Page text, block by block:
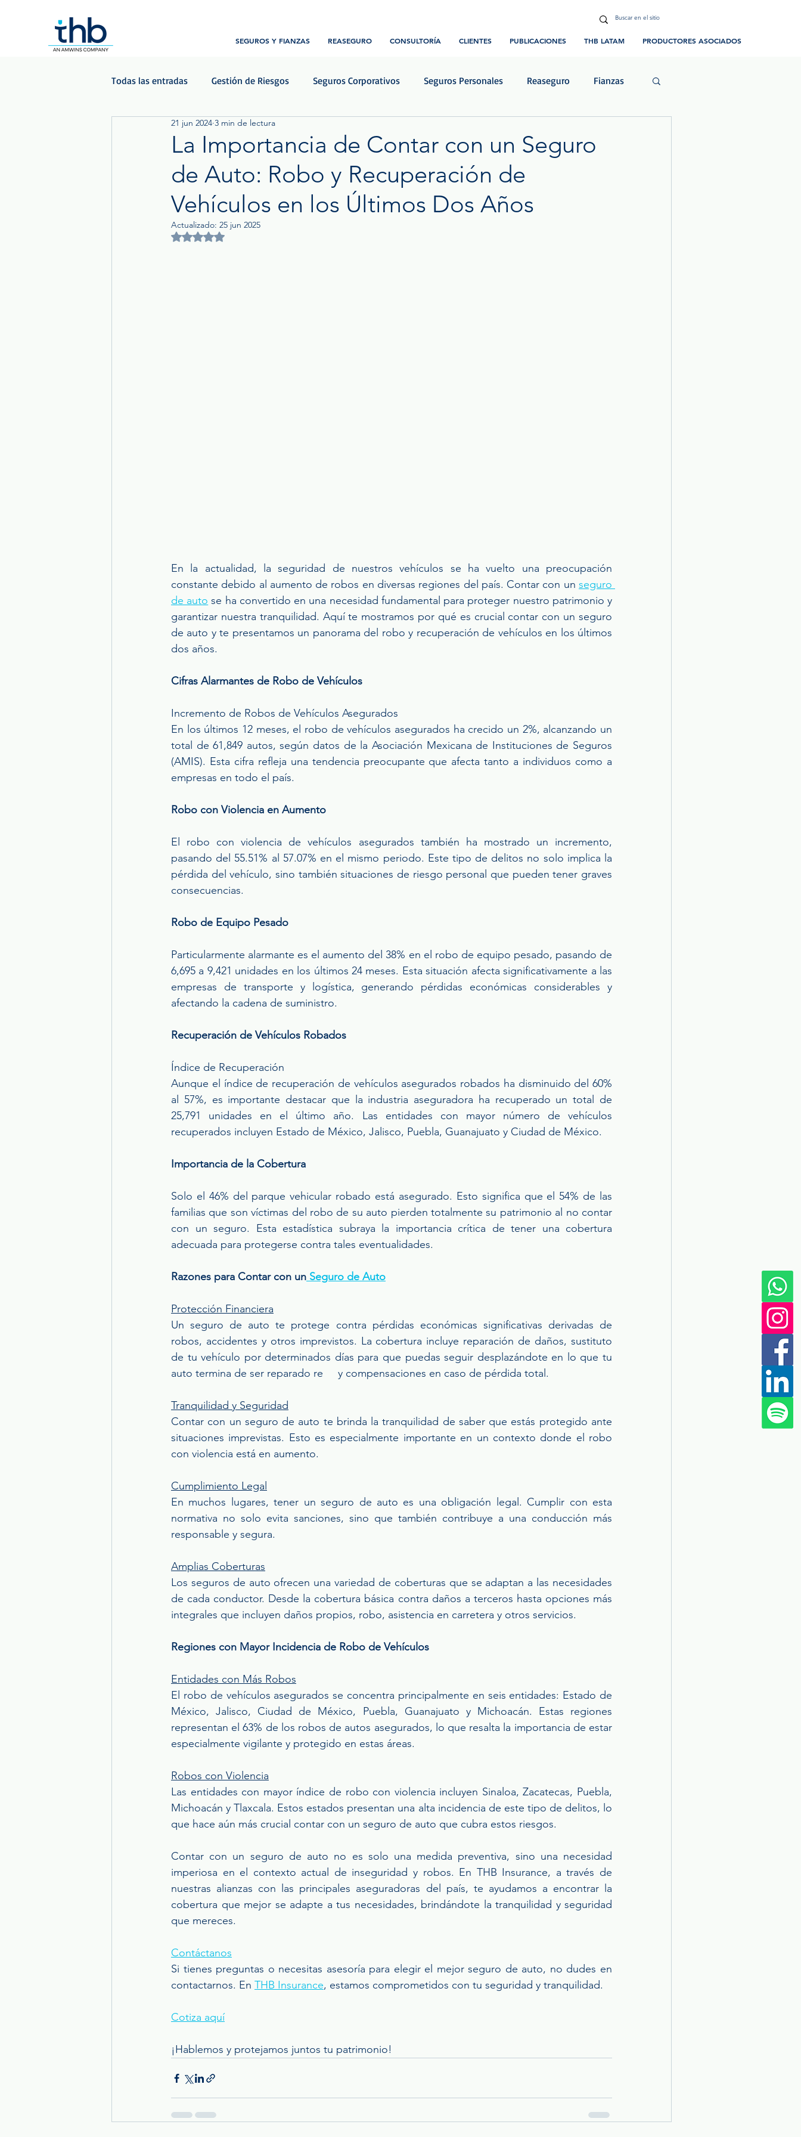
SEGUROS Y FIANZAS REASEGURO CONSULTORÍA CLIENTES PUBLICACIONES THB LATAM PRODUCTORES ASOCIADOS
Todas las entradas Gestión de Riesgos Seguros Corporativos Seguros Personales Reaseguro Fianzas
Beneficios para empleados Transporte y Logística
Podcast - Las Voces del Seguro
La Importancia de Contar con un Seguro
de Auto: Robo y Recuperación de
Vehículos en los Últimos Dos Años
21 jun 2024 3 min de lectura
Actualizado: 25 jun 2025
Obtuvo NaN de 5 estrellas.
En la actualidad, la seguridad de nuestros vehículos se ha vuelto una preocupación
constante debido al aumento de robos en diversas regiones del país. Contar con un seguro
de auto se ha convertido en una necesidad fundamental para proteger nuestro patrimonio y
garantizar nuestra tranquilidad. Aquí te mostramos por qué es crucial contar con un seguro
de auto y te presentamos un panorama del robo y recuperación de vehículos en los últimos
dos años.
Cifras Alarmantes de Robo de Vehículos
Incremento de Robos de Vehículos Asegurados
En los últimos 12 meses, el robo de vehículos asegurados ha crecido un 2%, alcanzando un
total de 61,849 autos, según datos de la Asociación Mexicana de Instituciones de Seguros
(AMIS). Esta cifra refleja una tendencia preocupante que afecta tanto a individuos como a
empresas en todo el país.
Robo con Violencia en Aumento
El robo con violencia de vehículos asegurados también ha mostrado un incremento,
pasando del 55.51% al 57.07% en el mismo periodo. Este tipo de delitos no solo implica la
pérdida del vehículo, sino también situaciones de riesgo personal que pueden tener graves
consecuencias.
Robo de Equipo Pesado
Particularmente alarmante es el aumento del 38% en el robo de equipo pesado, pasando de
6,695 a 9,421 unidades en los últimos 24 meses. Esta situación afecta significativamente a las
empresas de transporte y logística, generando pérdidas económicas considerables y
afectando la cadena de suministro.
Recuperación de Vehículos Robados
Índice de Recuperación
Aunque el índice de recuperación de vehículos asegurados robados ha disminuido del 60%
al 57%, es importante destacar que la industria aseguradora ha recuperado un total de
25,791 unidades en el último año. Las entidades con mayor número de vehículos
recuperados incluyen Estado de México, Jalisco, Puebla, Guanajuato y Ciudad de México.
Importancia de la Cobertura
Solo el 46% del parque vehicular robado está asegurado. Esto significa que el 54% de las
familias que son víctimas del robo de su auto pierden totalmente su patrimonio al no contar
con un seguro. Esta estadística subraya la importancia crítica de tener una cobertura
adecuada para protegerse contra tales eventualidades.
Razones para Contar con un Seguro de Auto
Protección Financiera
Un seguro de auto te protege contra pérdidas económicas significativas derivadas de
robos, accidentes y otros imprevistos. La cobertura incluye reparación de daños, sustituto
de tu vehículo por determinados días para que puedas seguir desplazándote en lo que tu
auto termina de ser reparado re     y compensaciones en caso de pérdida total.
Tranquilidad y Seguridad
Contar con un seguro de auto te brinda la tranquilidad de saber que estás protegido ante
situaciones imprevistas. Esto es especialmente importante en un contexto donde el robo
con violencia está en aumento.
Cumplimiento Legal
En muchos lugares, tener un seguro de auto es una obligación legal. Cumplir con esta
normativa no solo evita sanciones, sino que también contribuye a una conducción más
responsable y segura.
Amplias Coberturas
Los seguros de auto ofrecen una variedad de coberturas que se adaptan a las necesidades
de cada conductor. Desde la cobertura básica contra daños a terceros hasta opciones más
integrales que incluyen daños propios, robo, asistencia en carretera y otros servicios.
Regiones con Mayor Incidencia de Robo de Vehículos
Entidades con Más Robos
El robo de vehículos asegurados se concentra principalmente en seis entidades: Estado de
México, Jalisco, Ciudad de México, Puebla, Guanajuato y Michoacán. Estas regiones
representan el 63% de los robos de autos asegurados, lo que resalta la importancia de estar
especialmente vigilante y protegido en estas áreas.
Robos con Violencia
Las entidades con mayor índice de robo con violencia incluyen Sinaloa, Zacatecas, Puebla,
Michoacán y Tlaxcala. Estos estados presentan una alta incidencia de este tipo de delitos, lo
que hace aún más crucial contar con un seguro de auto que cubra estos riesgos.
Contar con un seguro de auto no es solo una medida preventiva, sino una necesidad
imperiosa en el contexto actual de inseguridad y robos. En THB Insurance, a través de
nuestras alianzas con las principales aseguradoras del país, te ayudamos a encontrar la
cobertura que mejor se adapte a tus necesidades, brindándote la tranquilidad y seguridad
que mereces.
Contáctanos
Si tienes preguntas o necesitas asesoría para elegir el mejor seguro de auto, no dudes en
contactarnos. En THB Insurance, estamos comprometidos con tu seguridad y tranquilidad.
Cotiza aquí
¡Hablemos y protejamos juntos tu patrimonio!